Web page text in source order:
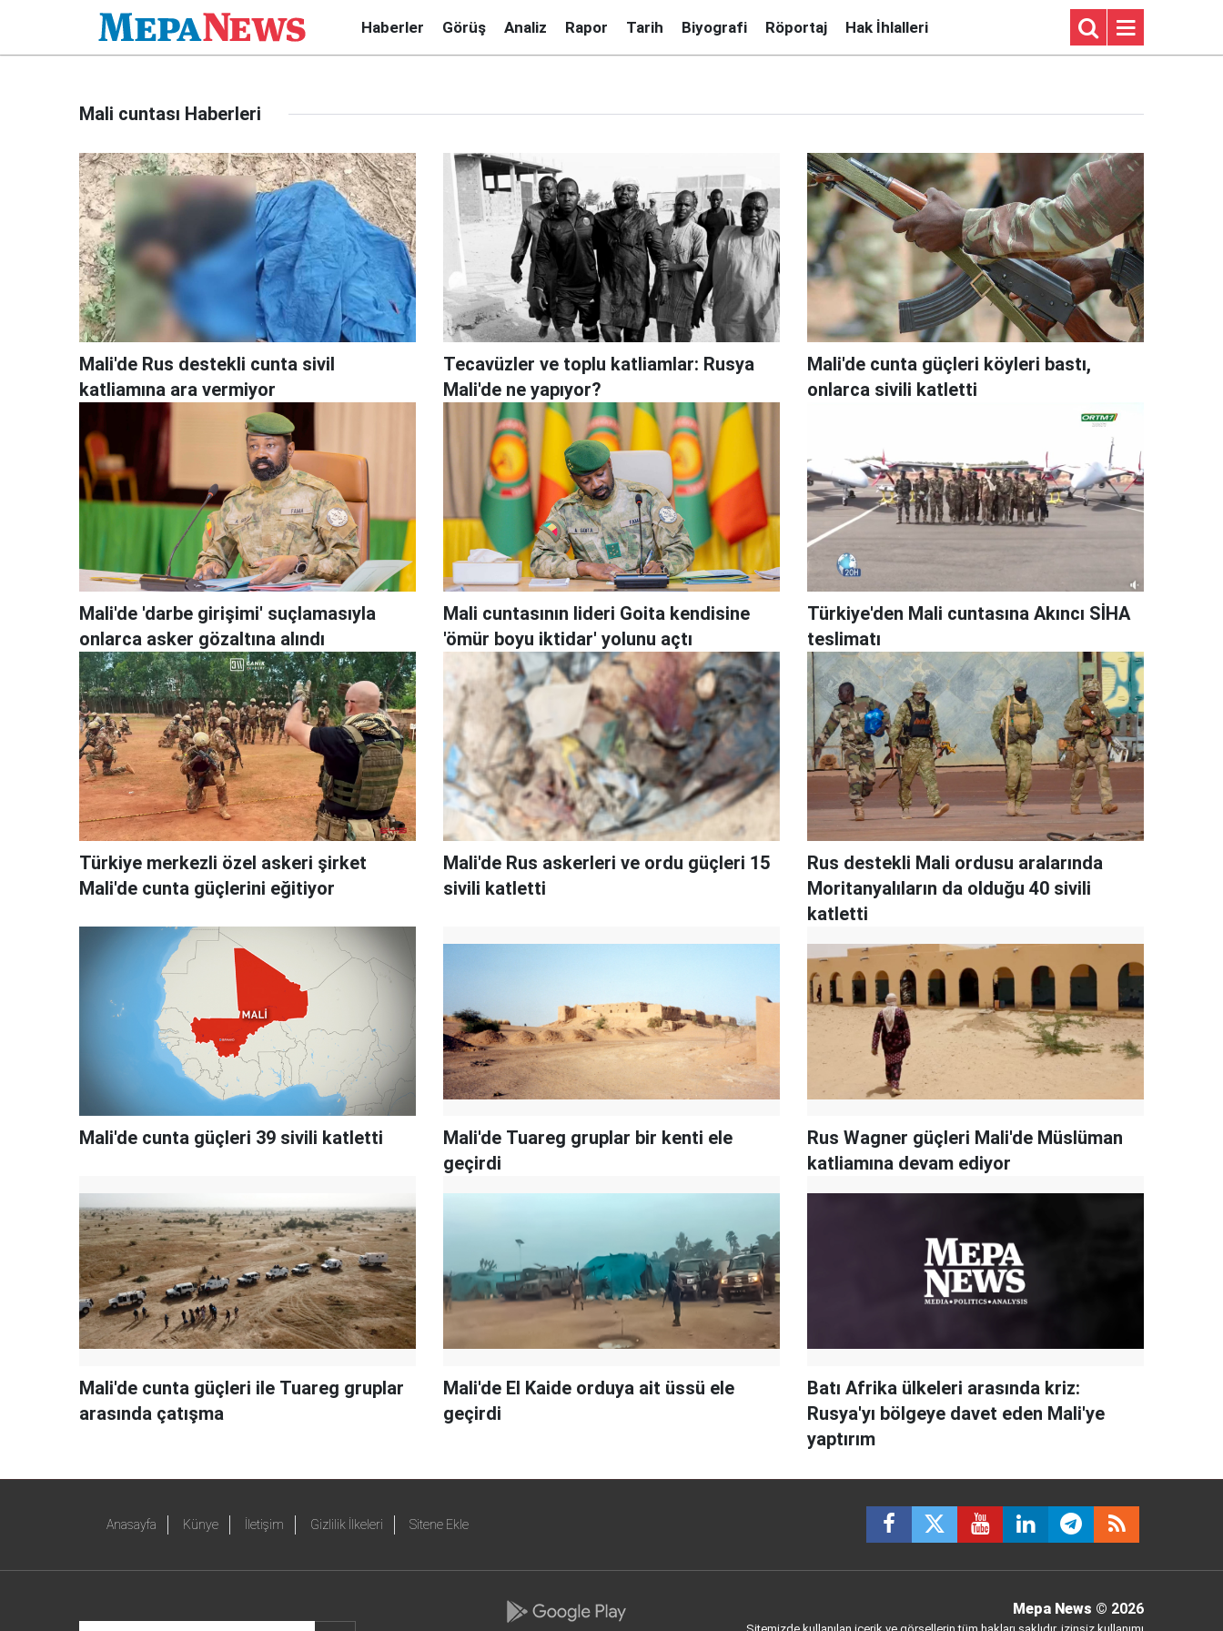
Haberler Görüş Analiz Rapor Tarih Biyografi Röportaj Hak İhlalleri
Mali cuntası Haberleri
Mali'de Rus destekli cunta sivil
katliamına ara vermiyor
Tecavüzler ve toplu katliamlar: Rusya
Mali'de ne yapıyor?
Mali'de cunta güçleri köyleri bastı,
onlarca sivili katletti
Mali'de 'darbe girişimi' suçlamasıyla
onlarca asker gözaltına alındı
Mali cuntasının lideri Goita kendisine
'ömür boyu iktidar' yolunu açtı
Türkiye'den Mali cuntasına Akıncı SİHA
teslimatı
Türkiye merkezli özel askeri şirket
Mali'de cunta güçlerini eğitiyor
Mali'de Rus askerleri ve ordu güçleri 15
sivili katletti
Rus destekli Mali ordusu aralarında
Moritanyalıların da olduğu 40 sivili
katletti
Mali'de cunta güçleri 39 sivili katletti
Mali'de Tuareg gruplar bir kenti ele
geçirdi
Rus Wagner güçleri Mali'de Müslüman
katliamına devam ediyor
Mali'de cunta güçleri ile Tuareg gruplar
arasında çatışma
Mali'de El Kaide orduya ait üssü ele
geçirdi
Batı Afrika ülkeleri arasında kriz:
Rusya'yı bölgeye davet eden Mali'ye
yaptırım
Anasayfa Künye İletişim Gizlilik İlkeleri Sitene Ekle
Mepa News © 2026